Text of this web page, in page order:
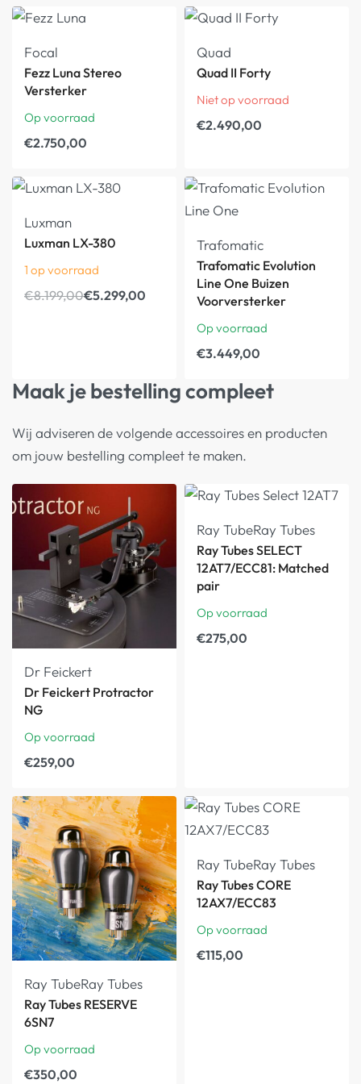
Focal
Fezz Luna Stereo
Versterker
Op voorraad
€2.750,00
Quad
Quad II Forty
Niet op voorraad
€2.490,00
Luxman
Luxman LX-380
1 op voorraad
€8.199,00€5.299,00
Trafomatic
Trafomatic Evolution
Line One Buizen
Voorversterker
Op voorraad
€3.449,00
Maak je bestelling compleet
Wij adviseren de volgende accessoires en producten
om jouw bestelling compleet te maken.
Dr Feickert
Dr Feickert Protractor
NG
Op voorraad
€259,00
Ray TubeRay Tubes
Ray Tubes SELECT
12AT7/ECC81: Matched
pair
Op voorraad
€275,00
Ray TubeRay Tubes
Ray Tubes RESERVE
6SN7
Op voorraad
€350,00
Ray TubeRay Tubes
Ray Tubes CORE
12AX7/ECC83
Op voorraad
€115,00